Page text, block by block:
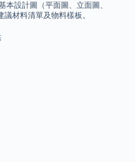
本設計圖（平面圖、立面圖、
材料清單及物料樣板。